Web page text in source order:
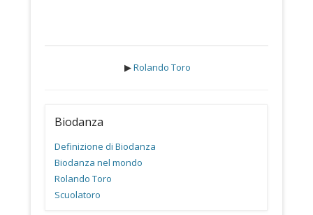
▶︎Rolando Toro
Biodanza
Definizione di Biodanza
Biodanza nel mondo
Rolando Toro
Scuolatoro